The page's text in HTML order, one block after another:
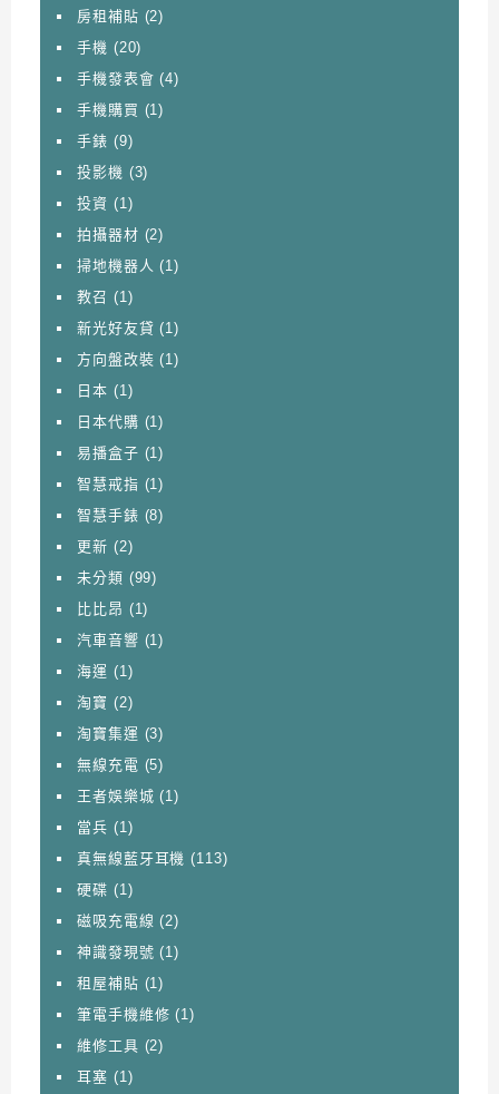
房租補貼 (2)
手機 (20)
手機發表會 (4)
手機購買 (1)
手錶 (9)
投影機 (3)
投資 (1)
拍攝器材 (2)
掃地機器人 (1)
教召 (1)
新光好友貸 (1)
方向盤改裝 (1)
日本 (1)
日本代購 (1)
易播盒子 (1)
智慧戒指 (1)
智慧手錶 (8)
更新 (2)
未分類 (99)
比比昂 (1)
汽車音響 (1)
海運 (1)
淘寶 (2)
淘寶集運 (3)
無線充電 (5)
王者娛樂城 (1)
當兵 (1)
真無線藍牙耳機 (113)
硬碟 (1)
磁吸充電線 (2)
神識發現號 (1)
租屋補貼 (1)
筆電手機維修 (1)
維修工具 (2)
耳塞 (1)